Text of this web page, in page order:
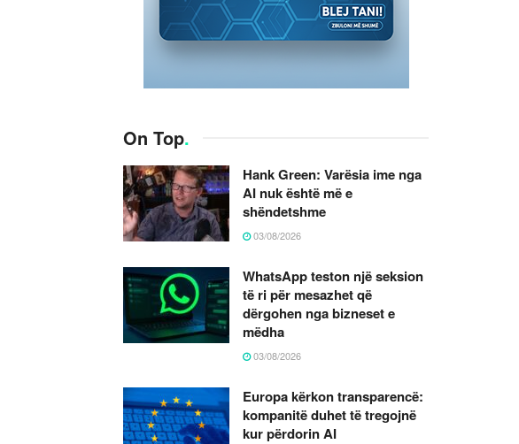
On Top.
Hank Green: Varësia ime nga
AI nuk është më e
shëndetshme
03/08/2026
WhatsApp teston një seksion
të ri për mesazhet që
dërgohen nga bizneset e
mëdha
03/08/2026
Europa kërkon transparencë:
kompanitë duhet të tregojnë
kur përdorin AI